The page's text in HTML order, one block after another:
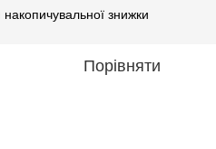
знижки
Порівняти